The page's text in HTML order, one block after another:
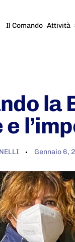
Il Comando Attività
la
Gennaio 6,